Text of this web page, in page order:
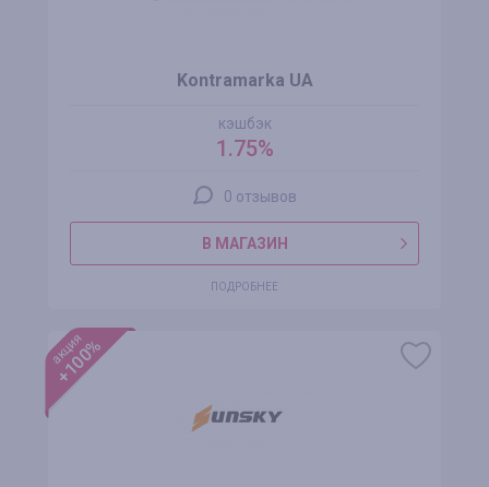
Kontramarka UA
кэшбэк
1.75%
0 отзывов
В МАГАЗИН
ПОДРОБНЕЕ
акция
+100%